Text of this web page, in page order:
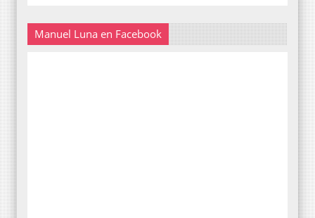
Manuel Luna en Facebook